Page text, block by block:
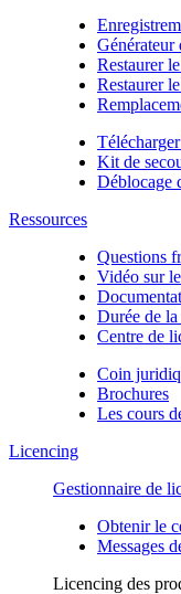
Générateur
Restaurer
Restaurer
Kit de
Déblocage
Ressources
Questions
Vidéo sur
Durée de
Centre de
Coin
Brochures
Les cours
Licencing
Gestionnaire de
Obtenir le
Messages
Licencing des